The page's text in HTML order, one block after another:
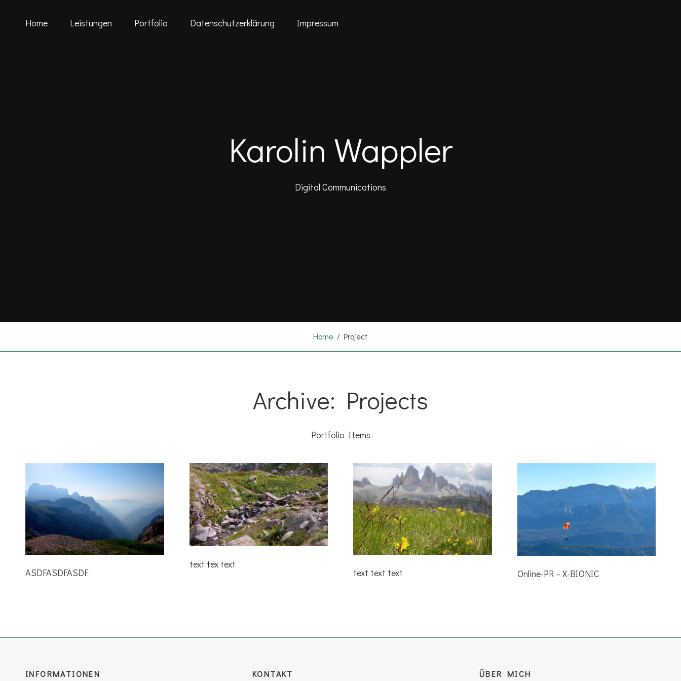
Home Leistungen Portfolio Datenschutzerklärung Impressum
Karolin Wappler
Digital Communications
Home / Project
Archive: Projects
Portfolio Items
ASDFASDFASDF
text tex text
text text text Online-PR – X-BIONIC
INFORMATIONEN KONTAKT ÜBER MICH